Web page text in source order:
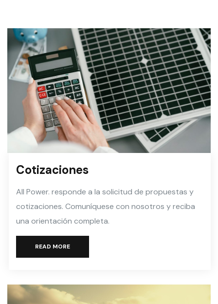
Cotizaciones
All Power. responde a la solicitud de propuestas y
cotizaciones. Comuníquese con nosotros y reciba
una orientación completa.
READ MORE